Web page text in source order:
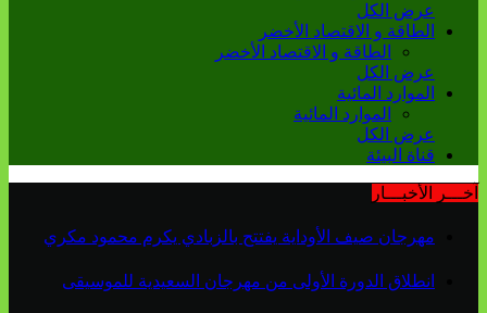
عرض الكل
الطاقة و الاقتصاد الأخضر
الطاقة و الاقتصاد الأخضر
عرض الكل
الموارد المائية
الموارد المائية
عرض الكل
قناة البيئة
آخـــر الأخبـــار
مهرجان صيف الأوداية يفتتح بالزبادي يكرم محمود مكري
انطلاق الدورة الأولى من مهرجان السعيدية للموسيقى